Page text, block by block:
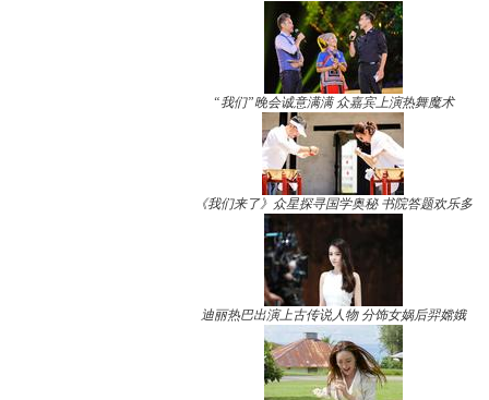
“我们”晚会诚意满满 众嘉宾上演热舞魔术
《我们来了》众星探寻国学奥秘 书院答题欢乐多
迪丽热巴出演上古传说人物 分饰女娲后羿嫦娥